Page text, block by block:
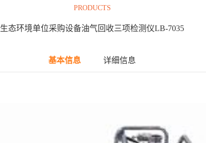
PRODUCTS
生态环境单位采购设备油气回收三项检测仪LB-7035
基本信息 详细信息